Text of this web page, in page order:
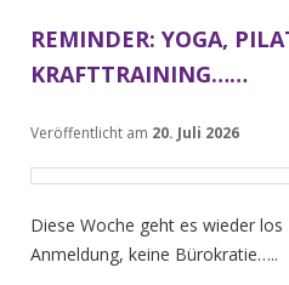
REMINDER: YOGA,
KRAFTTRAINING……
Veröffentlicht am 20. Juli 2026
Diese Woche geht es wieder
Anmeldung, keine Bürokratie…..